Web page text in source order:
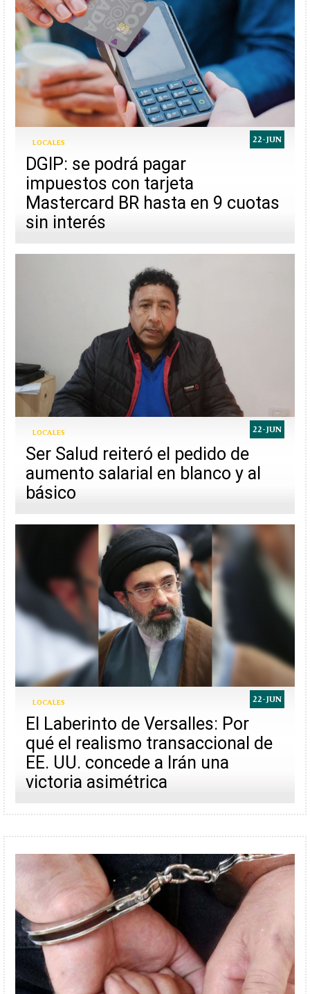
22-JUN
LOCALES
DGIP: se podrá pagar
impuestos con tarjeta
Mastercard BR hasta en 9 cuotas
sin interés
22-JUN
LOCALES
Ser Salud reiteró el pedido de
aumento salarial en blanco y al
básico
22-JUN
LOCALES
El Laberinto de Versalles: Por
qué el realismo transaccional de
EE. UU. concede a Irán una
victoria asimétrica